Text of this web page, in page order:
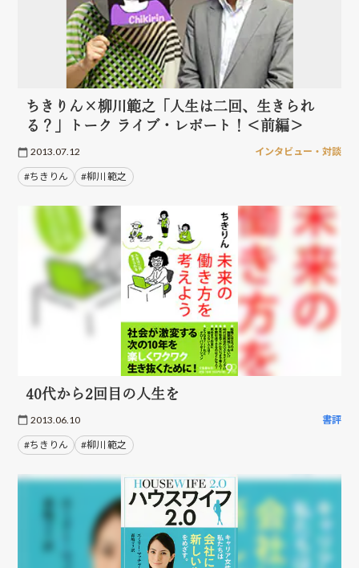
ちきりん×柳川範之「人生は二回、生きられ
る？」トーク ライブ・レポート！＜前編＞
2013.07.12 インタビュー・対談
#ちきりん #柳川 範之
40代から2回目の人生を
2013.06.10 書評
#ちきりん #柳川 範之